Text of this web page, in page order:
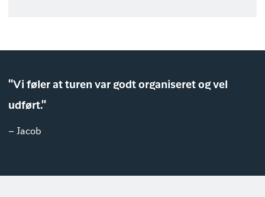
"Vi føler at turen var godt organiseret og vel
udført."
– Jacob